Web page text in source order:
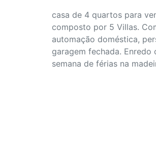
casa de 4 quartos para
composto por 5 Villas.
automação doméstica,
garagem fechada.
semana de férias na